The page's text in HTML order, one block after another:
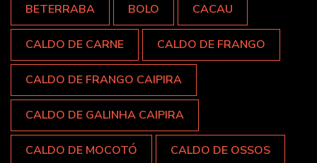
BETERRABA BOLO CACAU
CALDO DE CARNE CALDO DE FRANGO
CALDO DE FRANGO CAIPIRA
CALDO DE GALINHA CAIPIRA
CALDO DE MOCOTÓ CALDO DE OSSOS